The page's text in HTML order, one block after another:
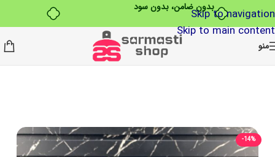
بدون ضامن، بدون سودSkip to navigation
Skip to main content
منو
-14%